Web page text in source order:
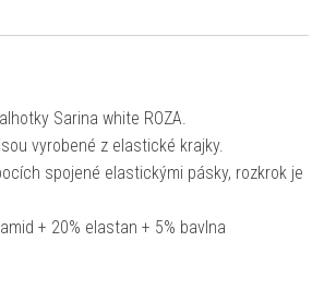
Sarina white ROZA.
vyrobené z elastické krajky.
spojené elastickými pásky, rozkrok je
+ 20% elastan + 5% bavlna